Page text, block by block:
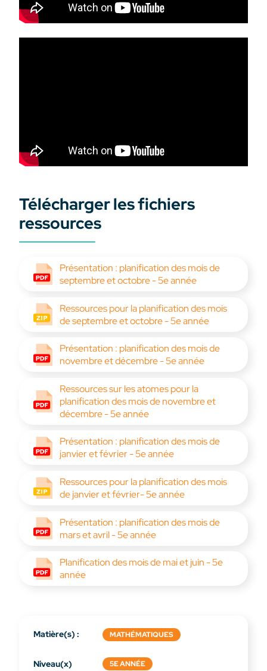
Télécharger les fichiers
ressources
Présentation : planification des mois de
septembre et octobre - 5e année
Ressources pour la planification des mois
de septembre et octobre - 5e année
Présentation : planification des mois de
novembre et décembre - 5e année
Ressources sur les atomes pour la
planification des mois de novembre et
décembre - 5e année
Présentation : planification des mois de
janvier et février - 5e année
Ressources pour la planification des mois
de janvier et février- 5e année
Présentation : planification des mois de
mars et avril - 5e année
Planification des mois de mai et juin - 5e
année
Matière(s) : MATHÉMATIQUES
Niveau(x)
5E ANNÉE